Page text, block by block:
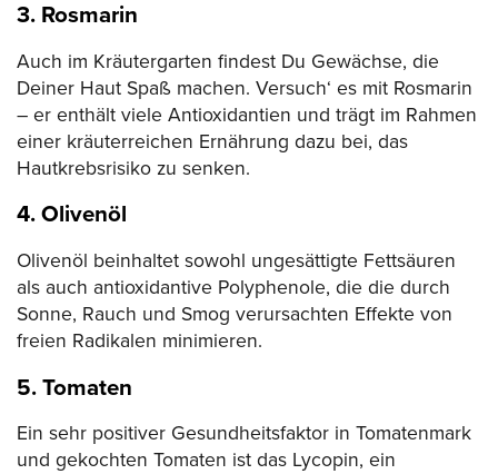
3. Rosmarin
Auch im Kräutergarten findest Du Gewächse, die
Deiner Haut Spaß machen. Versuch‘ es mit Rosmarin
– er enthält viele Antioxidantien und trägt im Rahmen
einer kräuterreichen Ernährung dazu bei, das
Hautkrebsrisiko zu senken.
4. Olivenöl
Olivenöl beinhaltet sowohl ungesättigte Fettsäuren
als auch antioxidantive Polyphenole, die die durch
Sonne, Rauch und Smog verursachten Effekte von
freien Radikalen minimieren.
5. Tomaten
Ein sehr positiver Gesundheitsfaktor in Tomatenmark
und gekochten Tomaten ist das Lycopin, ein